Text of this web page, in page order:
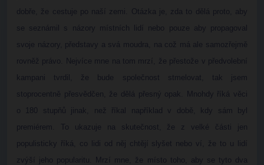
dobře, že cestuje po naší zemi. Otázka je, zda to dělá proto, aby
se seznámil s názory místních lidí nebo pouze aby propagoval
svoje názory, představy a svá moudra, na což má ale samozřejmě
rovněž právo. Nejvíce mne na tom mrzí, že přestože v předvolební
kampani tvrdil, že bude společnost stmelovat, tak jsem
stoprocentně přesvědčen, že dělá přesný opak. Mnohdy říká věci
o 180 stupňů jinak, než říkal například v době, kdy sám byl
premiérem. To ukazuje na skutečnost, že z velké části jen
populisticky říká, co lidi od něj chtějí slyšet nebo ví, že to u lidí
zvýší jeho popularitu. Mrzí mne, že místo toho, aby se tyto dva